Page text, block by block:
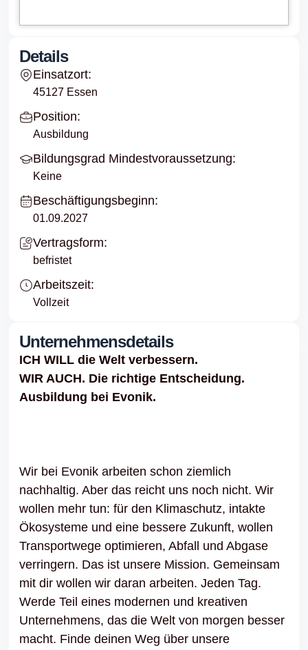
Details
Einsatzort:
45127 Essen
Position:
Ausbildung
Bildungsgrad Mindestvoraussetzung:
Keine
Beschäftigungsbeginn:
01.09.2027
Vertragsform:
befristet
Arbeitszeit:
Vollzeit
Unternehmensdetails
ICH WILL die Welt verbessern.
WIR AUCH. Die richtige Entscheidung.
Ausbildung bei Evonik.
Wir bei Evonik arbeiten schon ziemlich
nachhaltig. Aber das reicht uns noch nicht. Wir
wollen mehr tun: für den Klimaschutz, intakte
Ökosysteme und eine bessere Zukunft, wollen
Transportwege optimieren, Abfall und Abgase
verringern. Das ist unsere Mission. Gemeinsam
mit dir wollen wir daran arbeiten. Jeden Tag.
Werde Teil eines modernen und kreativen
Unternehmens, das die Welt von morgen besser
macht. Finde deinen Weg über unsere